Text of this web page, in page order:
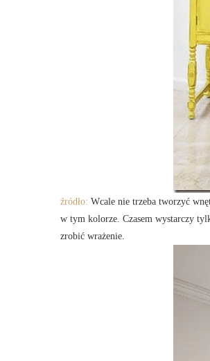
źródło: Wcale nie trzeba tworzyć
w tym kolorze. Czasem wystarczy
zrobić wrażenie.